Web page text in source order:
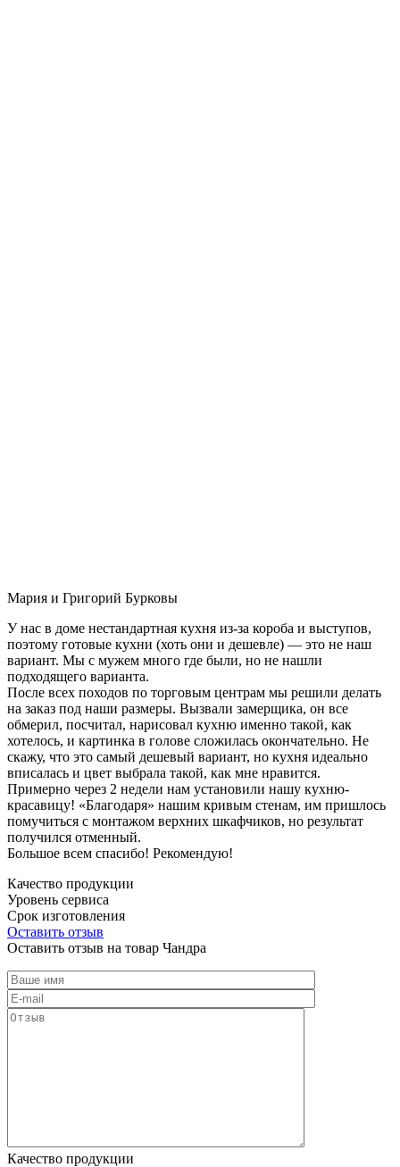
Мария и Григорий Бурковы
У нас в доме нестандартная кухня из-за короба и выступов,
поэтому готовые кухни (хоть они и дешевле) — это не наш
вариант. Мы с мужем много где были, но не нашли
подходящего варианта.
После всех походов по торговым центрам мы решили делать
на заказ под наши размеры. Вызвали замерщика, он все
обмерил, посчитал, нарисовал кухню именно такой, как
хотелось, и картинка в голове сложилась окончательно. Не
скажу, что это самый дешевый вариант, но кухня идеально
вписалась и цвет выбрала такой, как мне нравится.
Примерно через 2 недели нам установили нашу кухню-
красавицу! «Благодаря» нашим кривым стенам, им пришлось
помучиться с монтажом верхних шкафчиков, но результат
получился отменный.
Большое всем спасибо! Рекомендую!
Качество продукции
Уровень сервиса
Срок изготовления
Оставить отзыв
Оставить отзыв на товар Чандра
Качество продукции